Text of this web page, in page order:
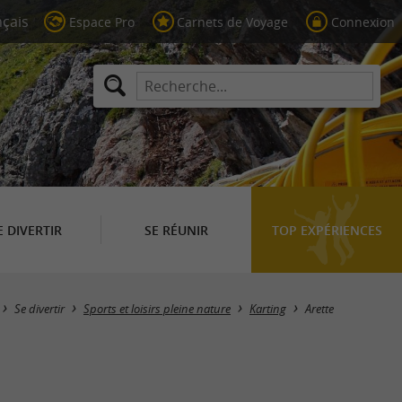
Espace Pro Carnets de Voyage Connexion
DIVERTIR SE RÉUNIR TOP EXPÉRIENCES
Masquer la carte
Se divertir Sports et loisirs pleine nature Karting Arette